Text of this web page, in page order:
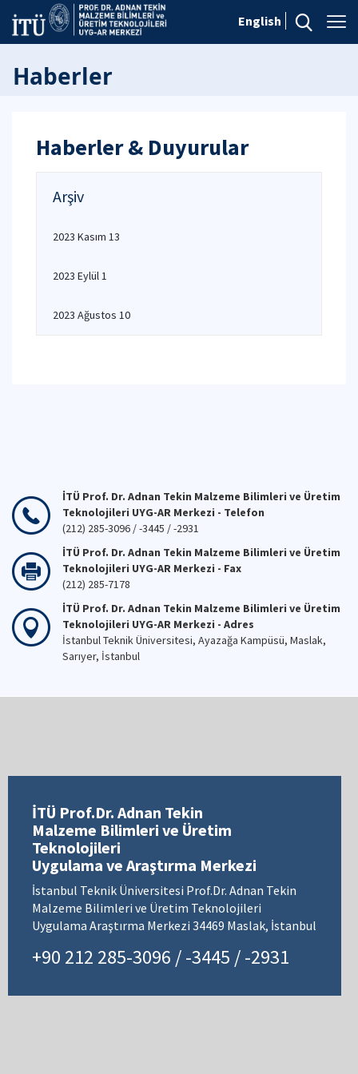
English
Haberler
Haberler & Duyurular
Arşiv
2023 Kasım 13
2023 Eylül 1
2023 Ağustos 10
İTÜ Prof. Dr. Adnan Tekin Malzeme Bilimleri ve Üretim
Teknolojileri UYG-AR Merkezi - Telefon
(212) 285-3096 / -3445 / -2931
İTÜ Prof. Dr. Adnan Tekin Malzeme Bilimleri ve Üretim
Teknolojileri UYG-AR Merkezi - Fax
(212) 285-7178
İTÜ Prof. Dr. Adnan Tekin Malzeme Bilimleri ve Üretim
Teknolojileri UYG-AR Merkezi - Adres
İstanbul Teknik Üniversitesi, Ayazağa Kampüsü, Maslak,
Sarıyer, İstanbul
İTÜ Prof.Dr. Adnan Tekin
Malzeme Bilimleri ve Üretim
Teknolojileri
Uygulama ve Araştırma Merkezi
İstanbul Teknik Üniversitesi Prof.Dr. Adnan Tekin
Malzeme Bilimleri ve Üretim Teknolojileri
Uygulama Araştırma Merkezi 34469 Maslak, İstanbul
+90 212 285-3096 / -3445 / -2931